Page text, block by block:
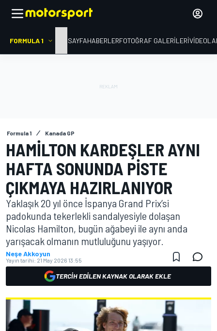
FORMULA 1 ANA SAYFAHABERLERFOTOĞRAF GALERILERI
Formula 1 Kanada GP
HAMILTON KARDEŞLER AYNI
HAFTA SONUNDA PISTE
ÇIKMAYA HAZIRLANIYOR
Yaklaşık 20 yıl önce İspanya Grand Prix’si
padokunda tekerlekli sandalyesiyle dolaşan
Nicolas Hamilton, bugün ağabeyi ile aynı anda
yarışacak olmanın mutluluğunu yaşıyor.
Neşe Akkoyun
Yayın tarihi: 21 May 2026 13:55
TERCIH EDILEN KAYNAK OLARAK EKLE